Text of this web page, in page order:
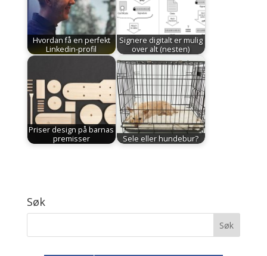
Hvordan få en perfekt
Linkedin-profil
Signere digitalt er mulig
over alt (nesten)
Priser design på barnas
premisser
Sele eller hundebur?
Søk